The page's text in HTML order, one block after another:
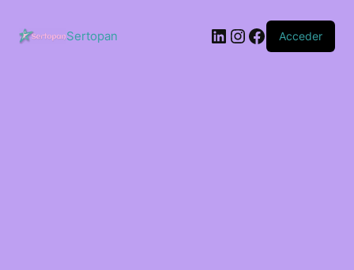
contenido
Sertopan LinkedIn
Instagram
Facebook
Acceder